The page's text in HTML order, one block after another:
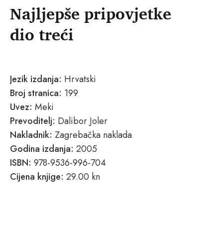
Najljepše pripovjetke
dio treći
Jezik izdanja: Hrvatski
Broj stranica: 199
Uvez: Meki
Prevoditelj: Dalibor Joler
Nakladnik: Zagrebačka naklada
Godina izdanja: 2005
ISBN: 978-9536-996-704
Cijena knjige: 29.00 kn